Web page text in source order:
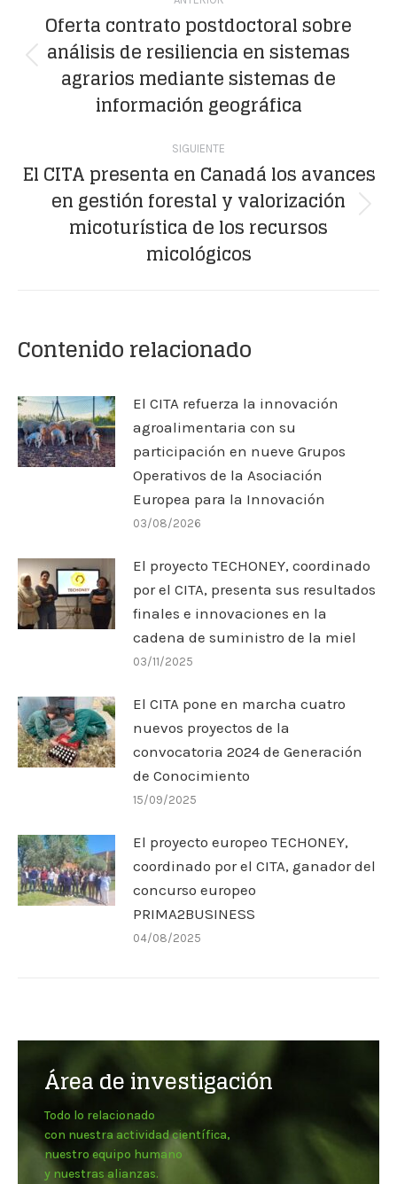
entre
publicaciones
anterior:
Oferta contrato postdoctoral sobre
análisis de resiliencia en sistemas
agrarios mediante sistemas de
información geográfica
SIGUIENTE
Publicación
siguiente:
El CITA presenta en Canadá los avances
en gestión forestal y valorización
micoturística de los recursos
micológicos
Contenido relacionado
El CITA refuerza la innovación
agroalimentaria con su
participación en nueve Grupos
Operativos de la Asociación
Europea para la Innovación
03/08/2026
El proyecto TECHONEY, coordinado
por el CITA, presenta sus resultados
finales e innovaciones en la
cadena de suministro de la miel
03/11/2025
El CITA pone en marcha cuatro
nuevos proyectos de la
convocatoria 2024 de Generación
de Conocimiento
15/09/2025
El proyecto europeo TECHONEY,
coordinado por el CITA, ganador del
concurso europeo
PRIMA2BUSINESS
04/08/2025
Área de investigación
Todo lo relacionado
con nuestra actividad científica,
nuestro equipo humano
y nuestras alianzas.